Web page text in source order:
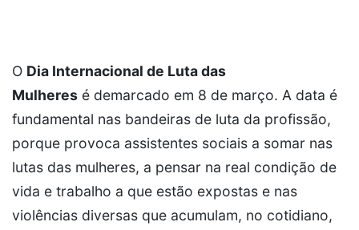
O Dia Internacional de Luta das
Mulheres é demarcado em 8 de março. A data é
fundamental nas bandeiras de luta da profissão,
porque provoca assistentes sociais a somar nas
lutas das mulheres, a pensar na real condição de
vida e trabalho a que estão expostas e nas
violências diversas que acumulam, no cotidiano,